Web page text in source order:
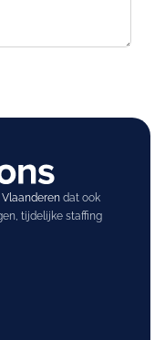
Vlaanderendat ook
tijdelijke staffing